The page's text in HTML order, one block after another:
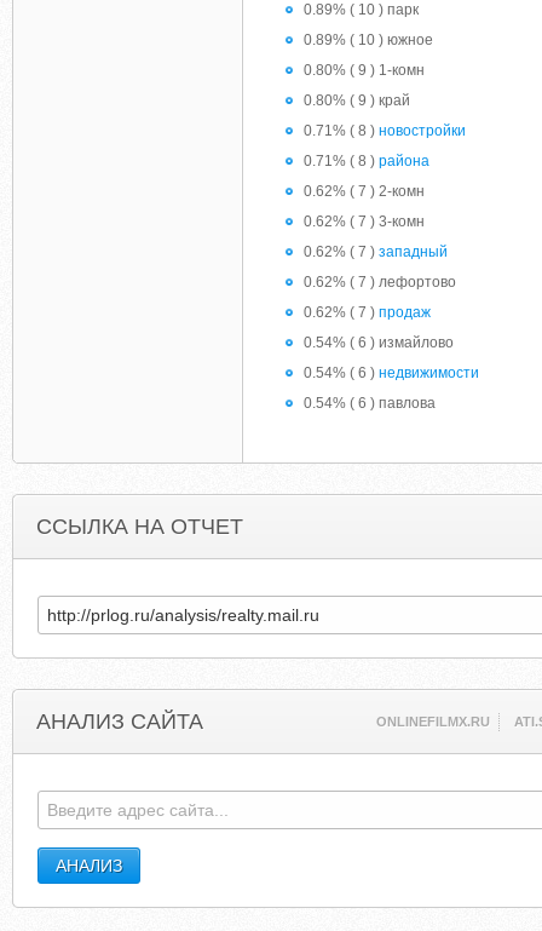
0.89% ( 10 ) парк
0.89% ( 10 ) южное
0.80% ( 9 ) 1-комн
0.80% ( 9 ) край
0.71% ( 8 ) новостройки
0.71% ( 8 ) района
0.62% ( 7 ) 2-комн
0.62% ( 7 ) 3-комн
0.62% ( 7 ) западный
0.62% ( 7 ) лефортово
0.62% ( 7 ) продаж
0.54% ( 6 ) измайлово
0.54% ( 6 ) недвижимости
0.54% ( 6 ) павлова
ССЫЛКА НА ОТЧЕТ
АНАЛИЗ САЙТА ONLINEFILMX.RU